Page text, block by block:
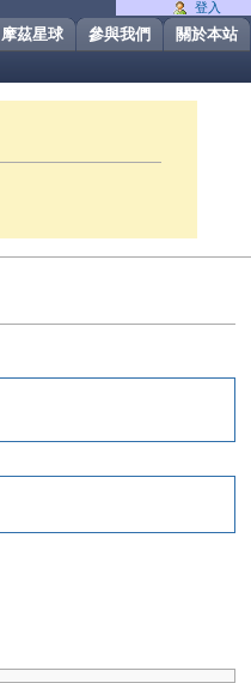
關於本站
參與我們
摩茲星球
登入